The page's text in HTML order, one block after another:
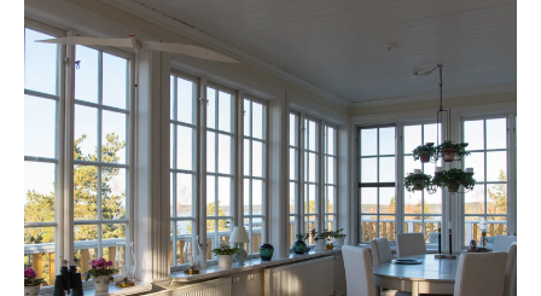
med spröjsade fönster och en härlig känsla. Plats finns
för möbelgrupper av diverse slag. Från verandan njuter
man av utsikten i tre väderstreck.
Intill verandan finns sällskapsrum med burspråk och
murad spis med insatskamin. Plats finns för soppgrupp
och rummet blir tillgängligt med genomgång till kök och
veranda.
Vidare på planet finns entrén med hall för avhängning